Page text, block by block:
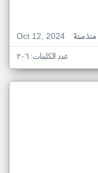
Oct 12, 2024
منذ سنة
عدد الكلمات: ٢٠٦